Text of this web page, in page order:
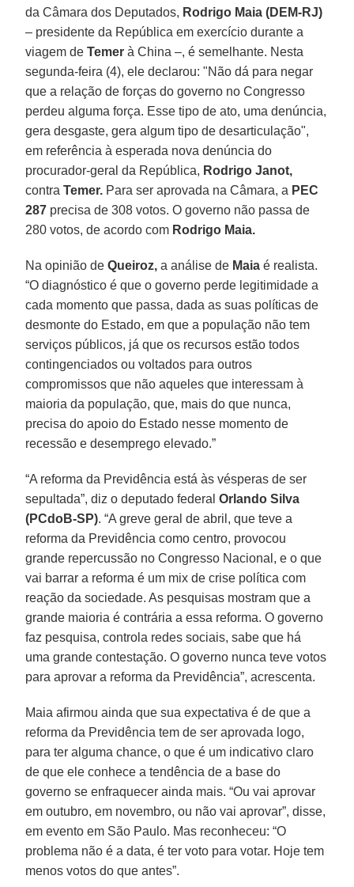
da Câmara dos Deputados, Rodrigo Maia (DEM-RJ)
– presidente da República em exercício durante a
viagem deTemer à China –, é semelhante. Nesta
segunda-feira (4), ele declarou: "Não dá para negar
que a relação de forças do governo no Congresso
perdeu alguma força. Esse tipo de ato, uma denúncia,
gera desgaste, gera algum tipo de desarticulação",
em referência à esperada nova denúncia do
procurador-geral da República, Rodrigo Janot,
contraTemer. Para ser aprovada na Câmara, a PEC
287 precisa de 308 votos. O governo não passa de
280 votos, de acordo com Rodrigo Maia.
Na opinião deQueiroz, a análise de Maia é realista.
“O diagnóstico é que o governo perde legitimidade a
cada momento que passa, dada as suas políticas de
desmonte do Estado, em que a população não tem
serviços públicos, já que os recursos estão todos
contingenciados ou voltados para outros
compromissos que não aqueles que interessam à
maioria da população, que, mais do que nunca,
precisa do apoio do Estado nesse momento de
recessão e desemprego elevado.”
“A reforma da Previdência está às vésperas de ser
sepultada”, diz o deputado federalOrlando Silva
(PCdoB-SP). “A greve geral de abril, que teve a
reforma da Previdência como centro, provocou
grande repercussão no Congresso Nacional, e o que
vai barrar a reforma é um mix de crise política com
reação da sociedade. As pesquisas mostram que a
grande maioria é contrária a essa reforma. O governo
faz pesquisa, controla redes sociais, sabe que há
uma grande contestação. O governo nunca teve votos
para aprovar a reforma da Previdência”, acrescenta.
Maia afirmou ainda que sua expectativa é de que a
reforma da Previdência tem de ser aprovada logo,
para ter alguma chance, o que é um indicativo claro
de que ele conhece a tendência de a base do
governo se enfraquecer ainda mais. “Ou vai aprovar
em outubro, em novembro, ou não vai aprovar”, disse,
em evento em São Paulo. Mas reconheceu: “O
problema não é a data, é ter voto para votar. Hoje tem
menos votos do que antes”.